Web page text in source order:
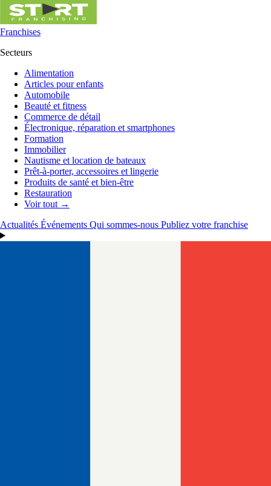
Franchises
Secteurs
Alimentation
Articles pour enfants
Automobile
Beauté et fitness
Commerce de détail
Électronique, réparation et smartphones
Formation
Immobilier
Nautisme et location de bateaux
Prêt-à-porter, accessoires et lingerie
Produits de santé et bien-être
Restauration
Voir tout →
Actualités Événements Qui sommes-nous Publiez votre franchise